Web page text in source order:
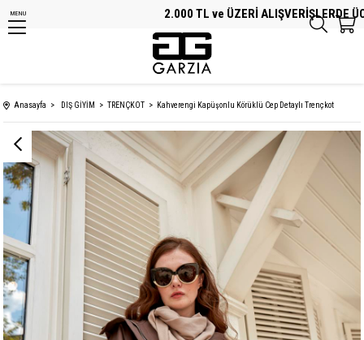
2.000 TL ve ÜZERİ ALIŞVERİŞLERDE
MENU
Anasayfa DIŞ GİYİM TRENÇKOT Kahverengi Kapüşonlu Körüklü Cep Detaylı Trençkot